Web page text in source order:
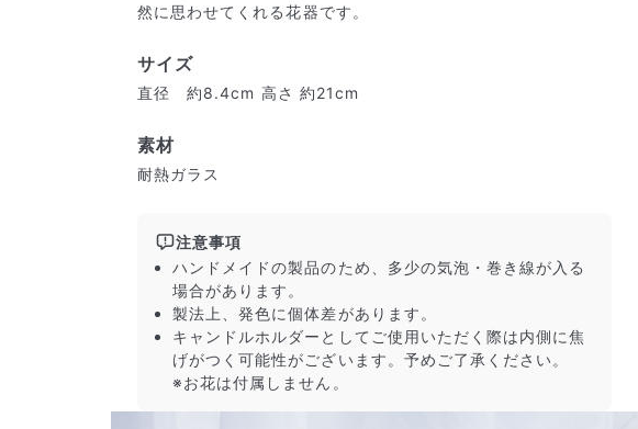
届いたお花に元気がなかったら？
もし届いたお花に「枯れている」「折れている」などの不備が
あった場合は、些細なことでもお気軽にサポートまでご連絡く
ださい。ご返金にて補償いたします。
然に思わせてくれる花器です。
サイズ
直径 約8.4cm 高さ 約21cm
素材
耐熱ガラス
注意事項
ハンドメイドの製品のため、多少の気泡・巻き線が入る
場合があります。
製法上、発色に個体差があります。
キャンドルホルダーとしてご使用いただく際は内側に焦
げがつく可能性がございます。予めご了承ください。
※お花は付属しません。